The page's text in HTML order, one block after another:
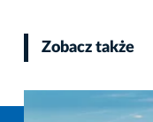
Zobacz także